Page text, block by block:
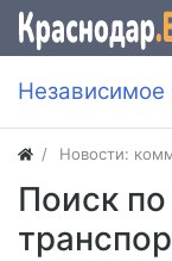
Новости:
Поиск